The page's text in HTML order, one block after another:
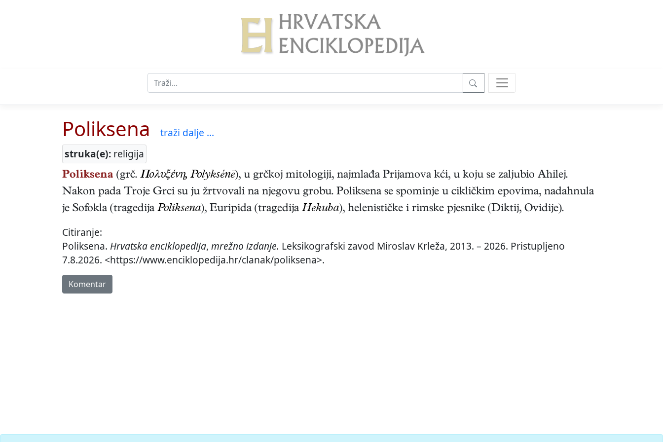
Poliksena
traži dalje ...
struka(e): religija
Poliksena (grč. Πολυξένη, Polyksénē), u grčkoj mitologiji, najmlađa Prijamova kći, u koju se zaljubio Ahilej.
Nakon pada Troje Grci su ju žrtvovali na njegovu grobu. Poliksena se spominje u cikličkim epovima, nadahnula
je Sofokla (tragedija Poliksena), Euripida (tragedija Hekuba), helenističke i rimske pjesnike (Diktij, Ovidije).
Citiranje:
Poliksena. Hrvatska enciklopedija, mrežno izdanje. Leksikografski zavod Miroslav Krleža, 2013. – 2026. Pristupljeno
7.8.2026. <https://www.enciklopedija.hr/clanak/poliksena>.
Komentar